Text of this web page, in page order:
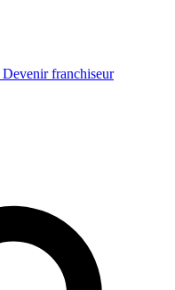
Devenir franchiseur